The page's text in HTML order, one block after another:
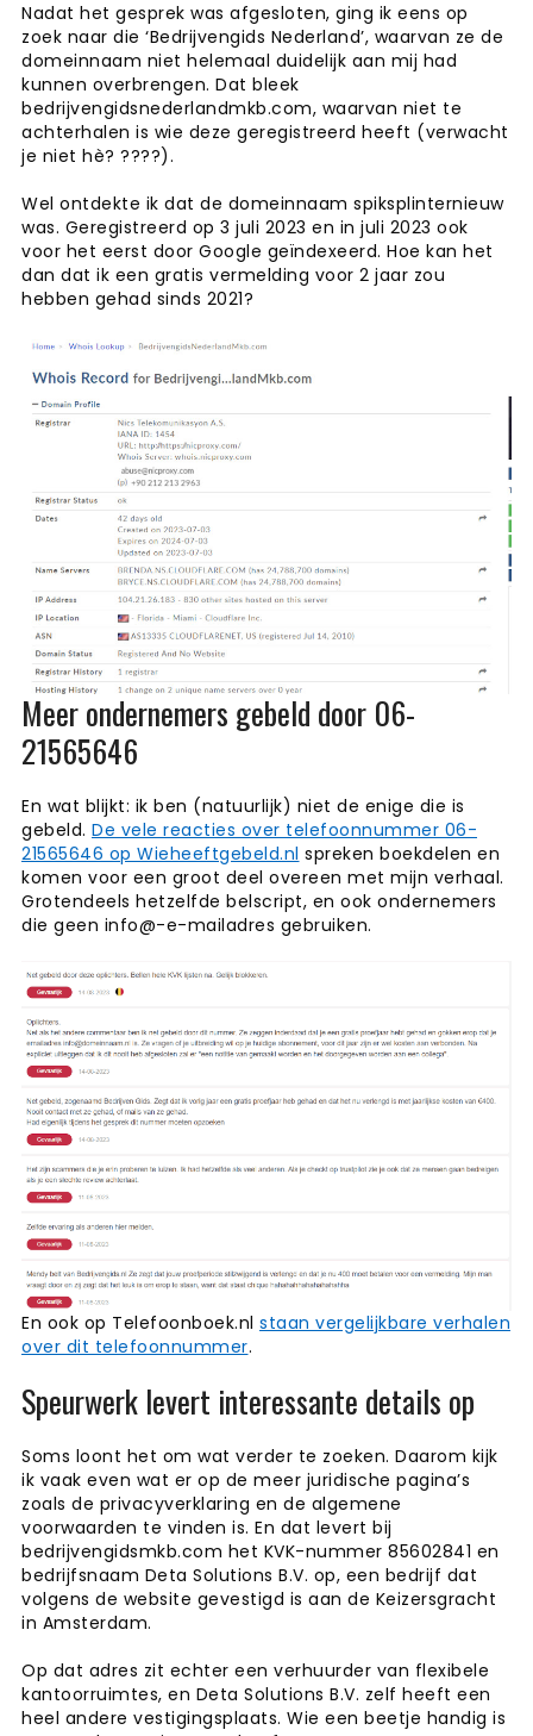
Nadat het gesprek was afgesloten, ging ik eens op
zoek naar die ‘Bedrijvengids Nederland’, waarvan ze de
domeinnaam niet helemaal duidelijk aan mij had
kunnen overbrengen. Dat bleek
bedrijvengidsnederlandmkb.com, waarvan niet te
achterhalen is wie deze geregistreerd heeft (verwacht
je niet hè? ????).
Wel ontdekte ik dat de domeinnaam spiksplinternieuw
was. Geregistreerd op 3 juli 2023 en in juli 2023 ook
voor het eerst door Google geïndexeerd. Hoe kan het
dan dat ik een gratis vermelding voor 2 jaar zou
hebben gehad sinds 2021?
Meer ondernemers gebeld door 06-
21565646
En wat blijkt: ik ben (natuurlijk) niet de enige die is
gebeld. De vele reacties over telefoonnummer 06-
21565646 op Wieheeftgebeld.nl spreken boekdelen en
komen voor een groot deel overeen met mijn verhaal.
Grotendeels hetzelfde belscript, en ook ondernemers
die geen info@-e-mailadres gebruiken.
En ook op Telefoonboek.nl staan vergelijkbare verhalen
over dit telefoonnummer.
Speurwerk levert interessante details op
Soms loont het om wat verder te zoeken. Daarom kijk
ik vaak even wat er op de meer juridische pagina’s
zoals de privacyverklaring en de algemene
voorwaarden te vinden is. En dat levert bij
bedrijvengidsmkb.com het KVK-nummer 85602841 en
bedrijfsnaam Deta Solutions B.V. op, een bedrijf dat
volgens de website gevestigd is aan de Keizersgracht
in Amsterdam.
Op dat adres zit echter een verhuurder van flexibele
kantoorruimtes, en Deta Solutions B.V. zelf heeft een
heel andere vestigingsplaats. Wie een beetje handig is